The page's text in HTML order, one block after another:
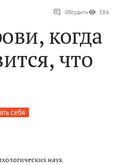
Обсудить 386
когда
что
себя
наук